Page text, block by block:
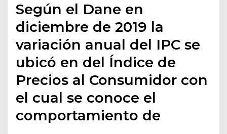
Según el Dane en
diciembre de 2019 la
variación anual del IPC se
ubicó en del Índice de
Precios al Consumidor con
el cual se conoce el
comportamiento de